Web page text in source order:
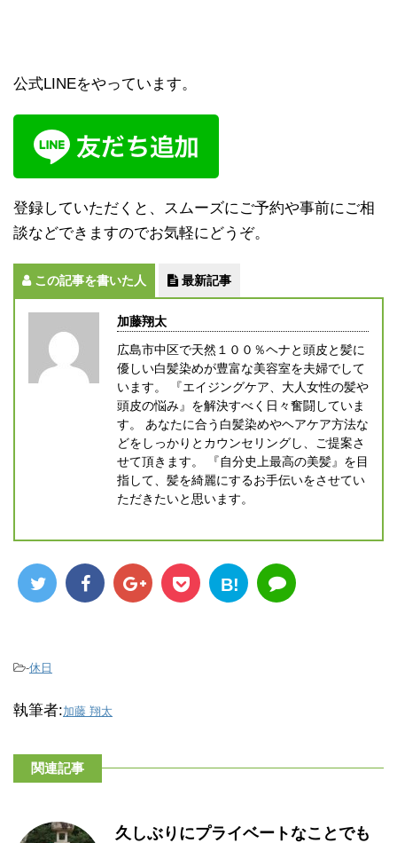
公式LINEをやっています。
登録していただくと、スムーズにご予約や事前にご相
談などできますのでお気軽にどうぞ。
この記事を書いた人 最新記事
加藤翔太
広島市中区で天然１００％ヘナと頭皮と髪に
優しい白髪染めが豊富な美容室を夫婦でして
います。 『エイジングケア、大人女性の髪や
頭皮の悩み』を解決すべく日々奮闘していま
す。 あなたに合う白髪染めやヘアケア方法な
どをしっかりとカウンセリングし、ご提案さ
せて頂きます。 『自分史上最高の美髪』を目
指して、髪を綺麗にするお手伝いをさせてい
ただきたいと思います。
B!
-休日
執筆者:加藤 翔太
関連記事
久しぶりにプライベートなことでも